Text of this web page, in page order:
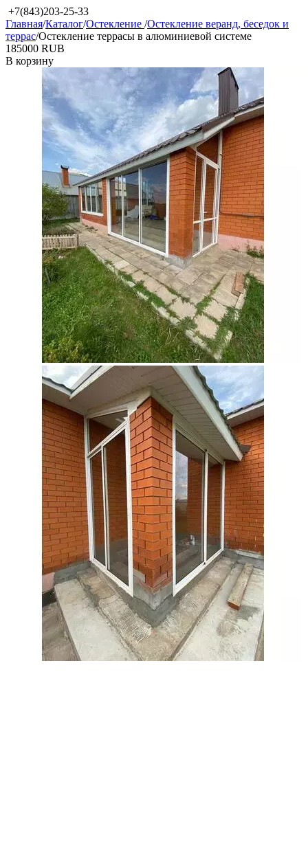
+7(843)203-25-33
Главная/Каталог/Остекление /Остекление веранд, беседок и
террас/Остекление террасы в алюминиевой системе
‍185000‍ RUB
В корзину